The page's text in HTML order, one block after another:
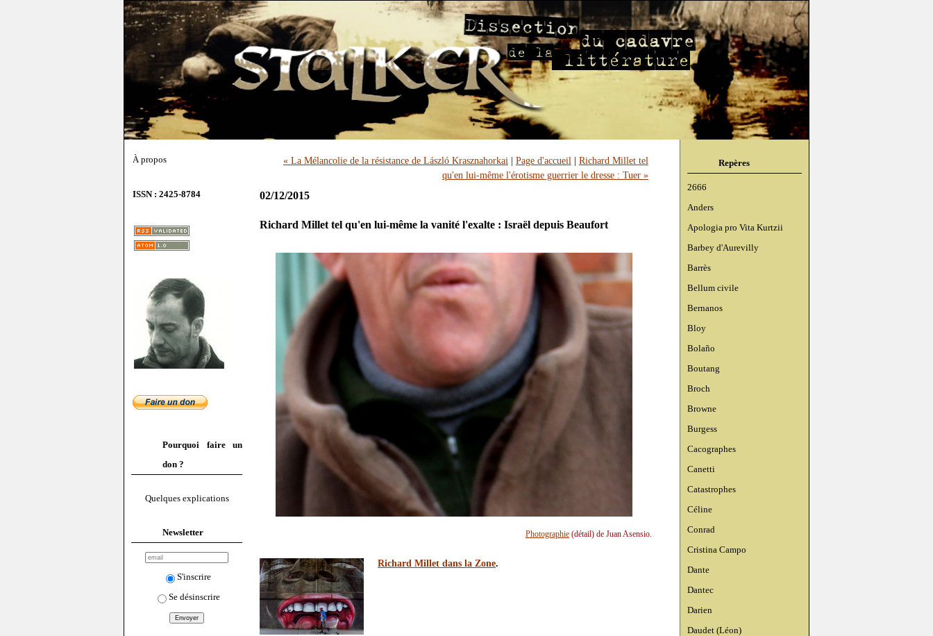
À propos
ISSN : 2425-8784
Pourquoi faire un
don ?
Quelques explications
Newsletter
S'inscrire
Se désinscrire
Repères
2666
Anders
Apologia pro Vita Kurtzii
Barbey d'Aurevilly
Barrès
Bellum civile
Bernanos
Bloy
Bolaño
Boutang
Broch
Browne
Burgess
Cacographes
Canetti
Catastrophes
Céline
Conrad
Cristina Campo
Dante
Dantec
Darien
Daudet (Léon)
« La Mélancolie de la résistance de László Krasznahorkai | Page d'accueil | Richard Millet tel
qu'en lui-même l'érotisme guerrier le dresse : Tuer »
02/12/2015
Richard Millet tel qu'en lui-même la vanité l'exalte : Israël depuis Beaufort
Photographie(détail) de Juan Asensio.
Richard Millet dans la Zone.